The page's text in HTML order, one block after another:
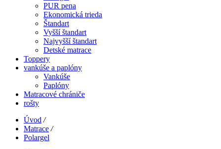
PUR pena
Ekonomická trieda
Štandart
Vyšší štandart
Najvyšší štandart
Detské matrace
Toppery
vankúše a paplóny
Vankúše
Paplóny
Matracové chrániče
rošty
Úvod /
Matrace /
Polargel